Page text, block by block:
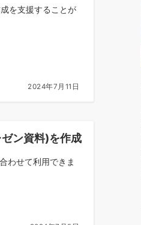
を支援することが
2024年7月11日
ン資料)を作成
わせて利用できま